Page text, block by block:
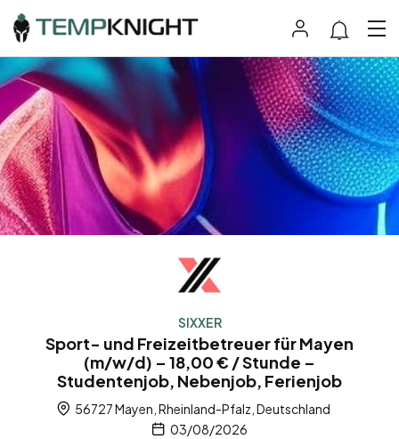
SIXXER
Sport- und Freizeitbetreuer für Mayen
(m/w/d) – 18,00 € / Stunde –
Studentenjob, Nebenjob, Ferienjob
56727 Mayen, Rheinland-Pfalz, Deutschland
03/08/2026